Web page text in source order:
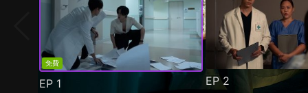
免費
EP 1 EP2